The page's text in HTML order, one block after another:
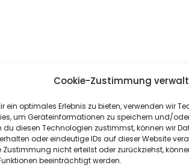
Cookie-Zustimmung
ein optimales Erlebnis zu bieten, verwenden wir
um Geräteinformationen zu speichern und/
du diesen Technologien zustimmst, können wir
oder eindeutige IDs auf dieser Website
Zustimmung nicht erteilst oder zurückziehst,
beeinträchtigt werden.
Impressum Kontakt